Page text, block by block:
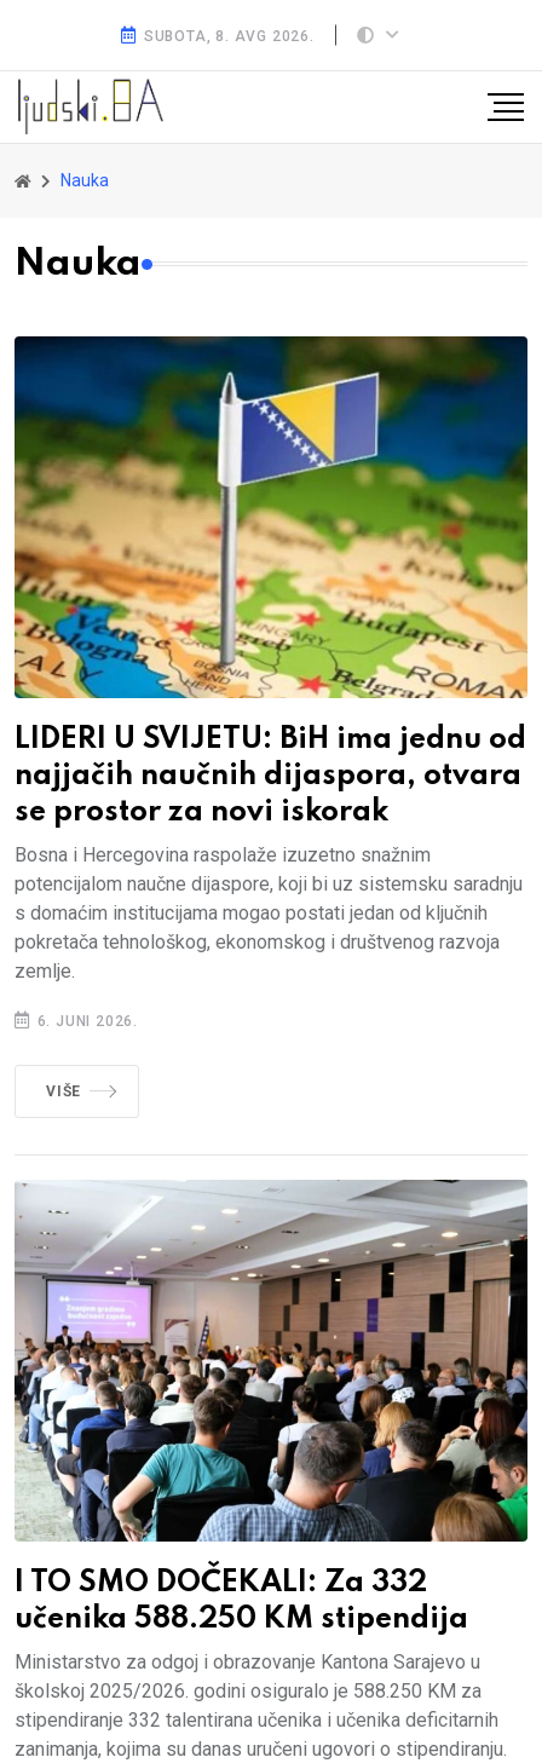
SUBOTA, 8. AVG 2026.
Nauka
Nauka
LIDERI U SVIJETU: BiH ima jednu od
najjačih naučnih dijaspora, otvara
se prostor za novi iskorak
Bosna i Hercegovina raspolaže izuzetno snažnim
potencijalom naučne dijaspore, koji bi uz sistemsku saradnju
s domaćim institucijama mogao postati jedan od ključnih
pokretača tehnološkog, ekonomskog i društvenog razvoja
zemlje.
6. JUNI 2026.
VIŠE
I TO SMO DOČEKALI: Za 332
učenika 588.250 KM stipendija
Ministarstvo za odgoj i obrazovanje Kantona Sarajevo u
školskoj 2025/2026. godini osiguralo je 588.250 KM za
stipendiranje 332 talentirana učenika i učenika deficitarnih
zanimanja, kojima su danas uručeni ugovori o stipendiranju.